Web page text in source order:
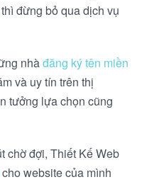
đừng bỏ qua dịch vụ
nhàđăng ký tên miền
và uy tín trên thị
tưởng lựa chọn cũng
chờ đợi, Thiết Kế Web
cho website của mình